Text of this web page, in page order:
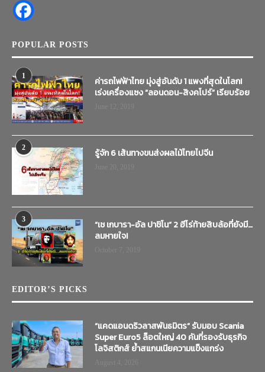
POPULAR POSTS
1
ค่ารถไฟฟ้าไทย มุ่งสู่อันดับ 1 แพงที่สุดในโลก!
เร่งเครื่องแซง “ลอนดอน-สิงคโปร์” เรียบร้อย
2 รู้จัก 6 เส้นทางขนส่งผลไม้ไทยไปจีน
3
“เช เกบารา-อัล ปาชิโน” 2 ฮีโร่ท้ายสิบล้อที่ยังมี…
ลมหายใจ!
EDITOR’S PICKS
“แคดแอนดริวลาสพันธมิตร” รับมอบ Scania
Super Euro5 ล็อตใหญ่ 40 คันที่รองรับธุรกิจ
โลจิสติกส์ ย้ำสแกนเนียความแข็งแกร่ง